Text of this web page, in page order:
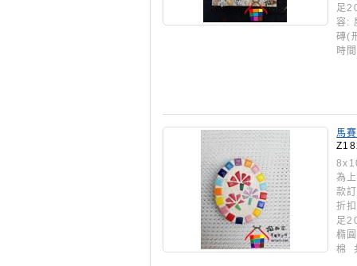
足
容:
磚(
時
馬
材
為
款
折
足
橢
棉